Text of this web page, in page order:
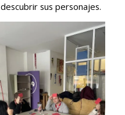
sus personajes.